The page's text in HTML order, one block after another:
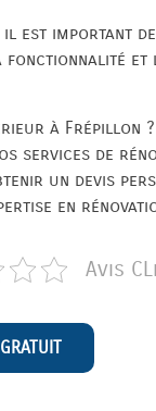
est important
et
à Frépillon ?
services de
un devis
en
Avis